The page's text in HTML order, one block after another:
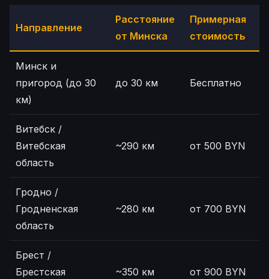
Направление
Расстояние
от Минска
Примерная
стоимость
Минск и
пригород (до 30
км)
до 30 км Бесплатно
Витебск /
Витебская
область
~290 км от 500 BYN
Гродно /
Гродненская
область
~280 км от 700 BYN
Брест /
Брестская
~350 км от 900 BYN